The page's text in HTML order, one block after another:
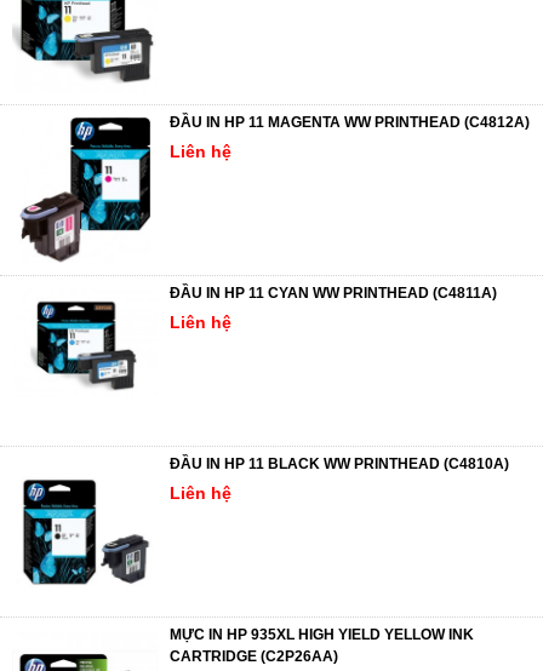
ĐẦU IN HP 11 MAGENTA WW PRINTHEAD (C4812A)
Liên hệ
ĐẦU IN HP 11 CYAN WW PRINTHEAD (C4811A)
Liên hệ
ĐẦU IN HP 11 BLACK WW PRINTHEAD (C4810A)
Liên hệ
MỰC IN HP 935XL HIGH YIELD YELLOW INK
CARTRIDGE (C2P26AA)